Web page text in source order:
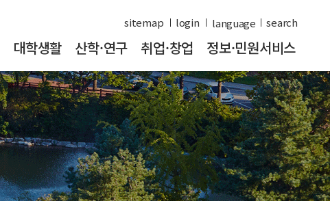
sitemap login search
대학생활 산학·연구 취업·창업 정보·민원서비스